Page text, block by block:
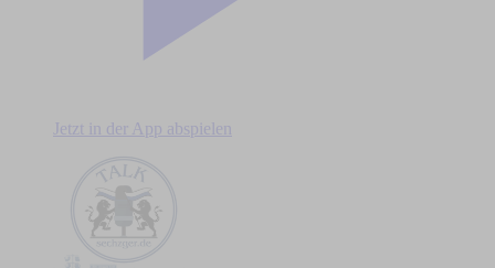
Jetzt in der App abspielen